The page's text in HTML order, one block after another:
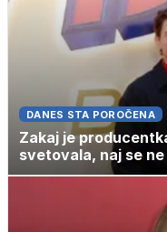
DANES STA POROČENA
Zakaj je
svetovala, naj se